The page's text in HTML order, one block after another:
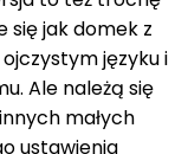
się jak domek z
języku i
Ale należą się
małych
ustawienia